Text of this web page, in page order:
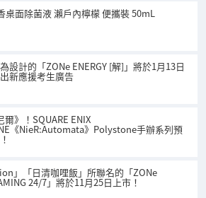
桌面除菌液 瀨戶內檸檬 便攜裝 50mL
設計的「ZONe ENERGY [解]」將於1月13日
新應援考生廣告
爾》！SQUARE ENIX
《NieR:Automata》Polystone手辦系列預
」「日清咖哩飯」所聯名的「ZONe
24/7」將於11月25日上市！